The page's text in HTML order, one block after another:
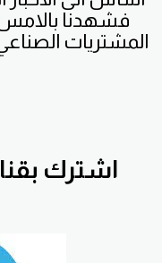
فشهدنا بالامس
المشتريات